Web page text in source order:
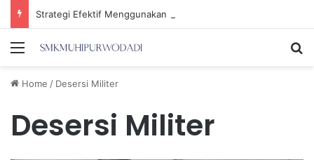
Menu
Home / Desersi Militer
Desersi Militer